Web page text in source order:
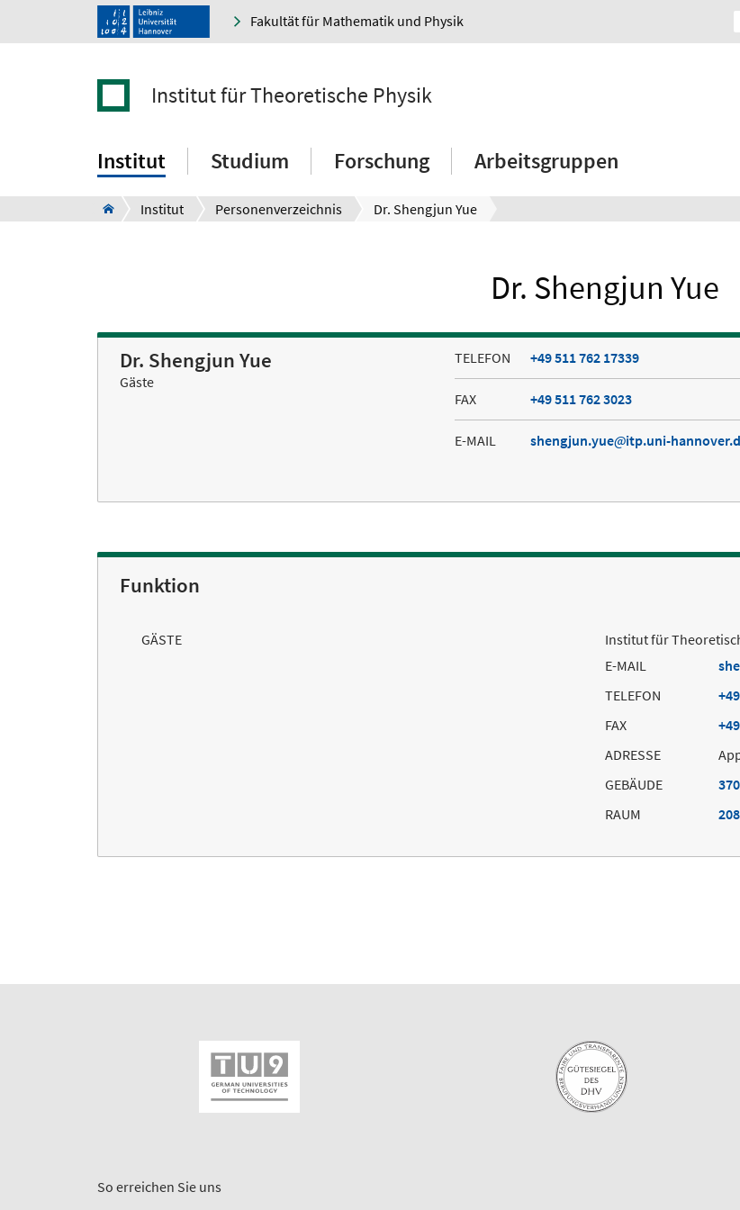
Fakultät für Mathematik und Physik
Institut für Theoretische Physik
Institut Studium Forschung Arbeitsgruppen
Institut Personenverzeichnis Dr. Shengjun Yue
Dr. Shengjun Yue
Dr. Shengjun Yue
Gäste
TELEFON +49 511 762 17339
FAX +49 511 762 3023
E-MAIL shengjun.yue itp.uni-
Funktion
GÄSTE
Institut für
E-MAIL
TELEFON
FAX
ADRESSE
GEBÄUDE
RAUM
208
So erreichen Sie uns